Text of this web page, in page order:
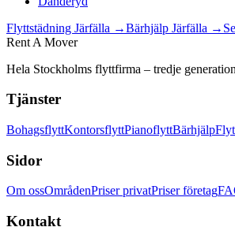
Flyttstädning Järfälla →Bärhjälp Järfälla →
Rent A Mover
Hela Stockholms flyttfirma – tredje
Tjänster
BohagsflyttKontorsflyttPianoflyttBärhjälp
Sidor
Om ossOmrådenPriser privatPriser företag
Kontakt